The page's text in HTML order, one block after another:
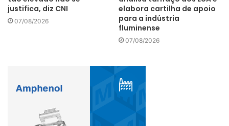
justifica, diz CNI
07/08/2026
elabora cartilha de apoio
para a indústria
fluminense
07/08/2026